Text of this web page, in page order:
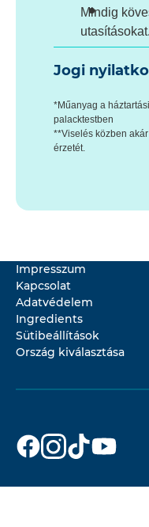
Mindig
utasításokat.
Jogi
*Műanyag a
palacktestben
**Viselés közben
érzetét.
Impresszum
Kapcsolat
Adatvédelem
Ingredients
Sütibeállítások
Ország kiválasztása
Dr. Beckmann
a(z)
oldalon
Dr. Beckmann
a(z)
oldalon
Dr.
a(z)
oldalon